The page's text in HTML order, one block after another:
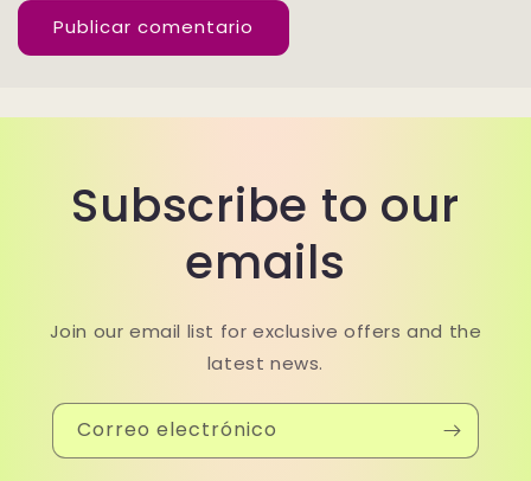
Subscribe to our
emails
Join our email list for exclusive offers and the
latest news.
Correo electrónico